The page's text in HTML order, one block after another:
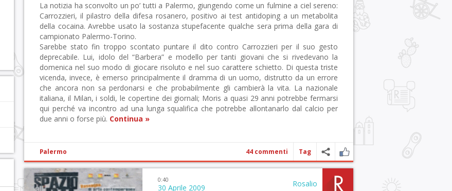
La notizia ha sconvolto un po’ tutti a Palermo, giungendo come un fulmine a ciel sereno:
Carrozzieri, il pilastro della difesa rosanero, positivo ai test antidoping a un metabolita
della cocaina. Avrebbe usato la sostanza stupefacente qualche sera prima della gara di
campionato Palermo-Torino.
Sarebbe stato fin troppo scontato puntare il dito contro Carrozzieri per il suo gesto
deprecabile. Lui, idolo del “Barbera” e modello per tanti giovani che si rivedevano la
domenica nel suo modo di giocare risoluto e nel suo carattere schietto. Di questa triste
vicenda, invece, è emerso principalmente il dramma di un uomo, distrutto da un errore
che ancora non sa perdonarsi e che probabilmente gli cambierà la vita. La nazionale
italiana, il Milan, i soldi, le copertine dei giornali; Moris a quasi 29 anni potrebbe fermarsi
qui perché va incontro ad una lunga squalifica che potrebbe allontanarlo dal calcio per
due anni o forse più. Continua »
Palermo 44 commenti Tag
0:40
30 Aprile 2009 Rosalio